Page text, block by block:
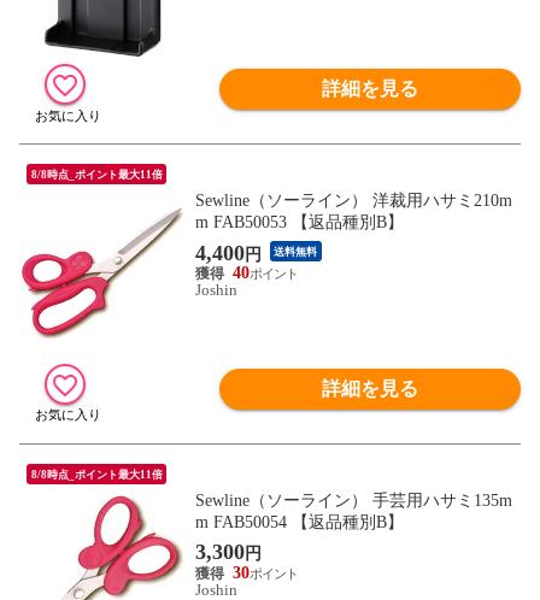
詳細を見る
8/8時点_ポイント最大11倍
Sewline（ソーライン） 洋裁用ハサミ210m
m FAB50053 【返品種別B】
4,400円 送料無料
40
Joshin
詳細を見る
8/8時点_ポイント最大11倍
Sewline（ソーライン） 手芸用ハサミ135m
m FAB50054 【返品種別B】
3,300円
30
Joshin